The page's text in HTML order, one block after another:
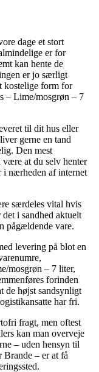
dage et stort
er for
kan hente de
er jo særligt
kostelige form for
– Lime/mosgrøn – 7
til dit hus eller
gerne en tand
Den mest
at du selv henter
i nærheden af internet
særdeles vital hvis
i sandhed aktuelt
pågældende vare.
levering på blot en
mosgrøn – 7 liter,
forinden
de højst sandsynligt
har fri.
fragt, men oftest
kan man overveje
– uden hensyn til
– er at få